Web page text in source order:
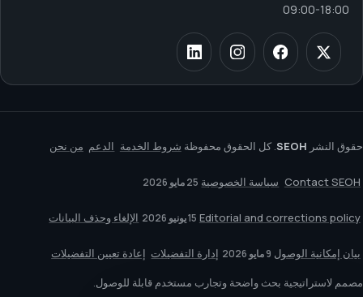
09:00-18:00
حقوق النشر SEOH. كل الحقوق محفوظة شروط الخدمة الدعم من نحن
Contact SEOH سياسة الخصوصية 25 مايو 2026
Editorial and corrections policy 15 يونيو 2026 الإلغاء وحذف البيانات
بيان إمكانية الوصول 9 مايو 2026 إدارة التفضيلات إعادة تعيين التفضيلات
مصمم لاستراتيجية بحث واضحة وتجارب مستخدم قابلة للوصول.